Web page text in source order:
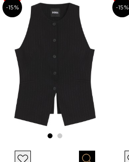
-15%
Lista želja Brzi pregled
-15%